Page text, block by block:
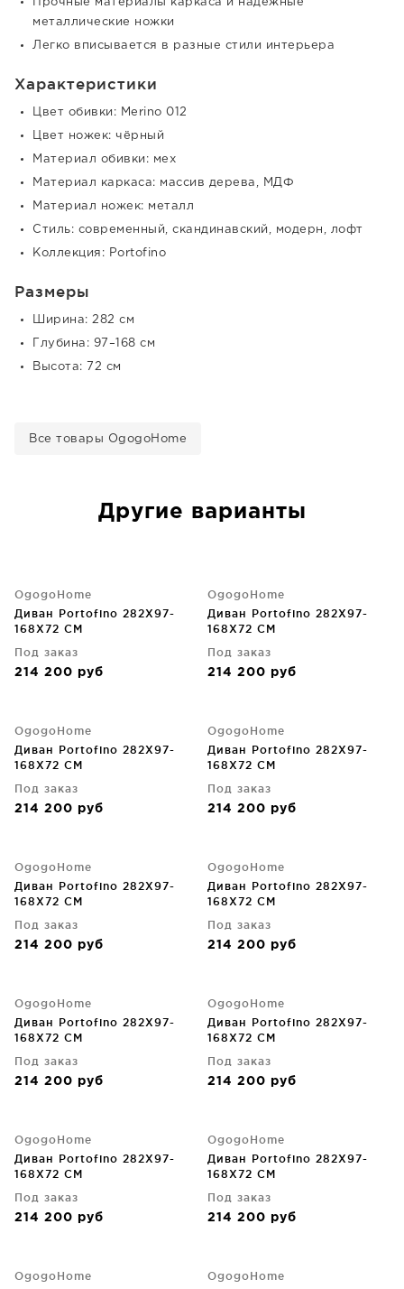
Прочные материалы каркаса и надёжные
металлические ножки
Легко вписывается в разные стили интерьера
Характеристики
Цвет обивки: Merino 012
Цвет ножек: чёрный
Материал обивки: мех
Материал каркаса: массив дерева, МДФ
Материал ножек: металл
Стиль: современный, скандинавский, модерн, лофт
Коллекция: Portofino
Размеры
Ширина: 282 см
Глубина: 97–168 см
Высота: 72 см
Все товары OgogoHome
Другие варианты
OgogoHome
Диван Portofino 282X97-
168X72 CM
Под заказ
214 200 руб
OgogoHome
Диван Portofino 282X97-
168X72 CM
Под заказ
214 200 руб
OgogoHome
Диван Portofino 282X97-
168X72 CM
Под заказ
214 200 руб
OgogoHome
Диван Portofino 282X97-
168X72 CM
Под заказ
214 200 руб
OgogoHome
Диван Portofino 282X97-
168X72 CM
Под заказ
214 200 руб
OgogoHome
Диван Portofino 282X97-
168X72 CM
Под заказ
214 200 руб
OgogoHome
Диван Portofino 282X97-
168X72 CM
Под заказ
214 200 руб
OgogoHome
Диван Portofino 282X97-
168X72 CM
Под заказ
214 200 руб
OgogoHome
Диван Portofino 282X97-
168X72 CM
Под заказ
214 200 руб
OgogoHome
Диван Portofino 282X97-
168X72 CM
Под заказ
214 200 руб
OgogoHome
OgogoHome